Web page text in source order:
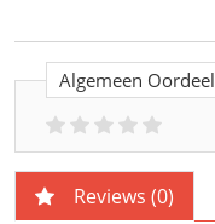
Algemeen Oordeel
Reviews (0)